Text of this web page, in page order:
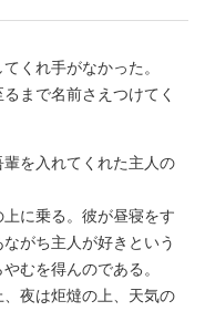
くれ手がなかった。
まで名前さえつけてく
を入れてくれた主人の
に乗る。彼が昼寝をす
がち主人が好きという
むを得んのである。
夜は炬燵の上、天気の